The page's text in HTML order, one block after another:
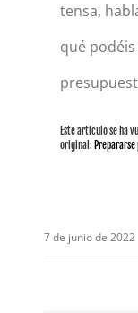
tensa,
qué
Este artículo se ha
original: Prepararse
7 de junio de 2022